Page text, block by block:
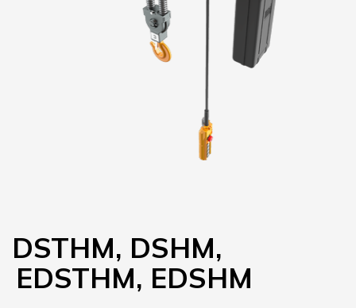
DSTHM, DSHM,
EDSTHM, EDSHM